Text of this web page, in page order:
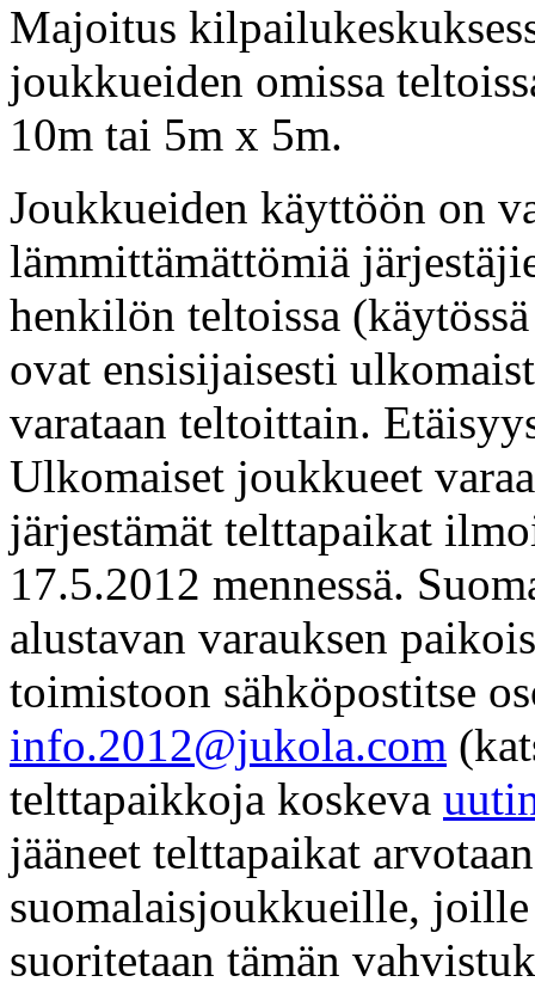
Majoitus
joukkueiden omissa
10m tai 5m x 5m.
Joukkueiden käyttöön on
lämmittämättömiä
henkilön teltoissa
ovat ensisijaisesti
varataan teltoittain.
Ulkomaiset joukkueet
järjestämät telttapaikat
17.5.2012 mennessä.
alustavan varauksen
toimistoon sähköpostitse
info.2012@jukola.com
telttapaikkoja koskeva
jääneet telttapaikat
suomalaisjoukkueille,
suoritetaan tämän